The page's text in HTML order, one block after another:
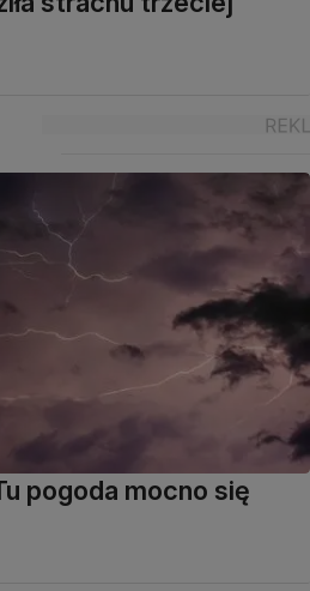
pogoda mocno się